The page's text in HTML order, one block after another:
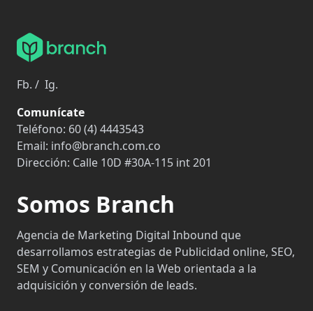
Fb. / Ig.
Comunícate
Teléfono: 60 (4) 4443543
Email: info@branch.com.co
Dirección: Calle 10D #30A-115 int 201
Somos Branch
Agencia de Marketing Digital Inbound que
desarrollamos estrategias de Publicidad online, SEO,
SEM y Comunicación en la Web orientada a la
adquisición y conversión de leads.